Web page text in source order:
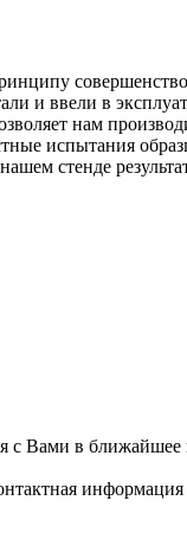
и ввели в
нам
испытания
стенде
с Вами в ближайшее
информация